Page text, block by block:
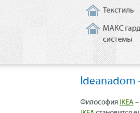
Текстиль
МАКС
системы
Ideanadom
Философия IKEA –